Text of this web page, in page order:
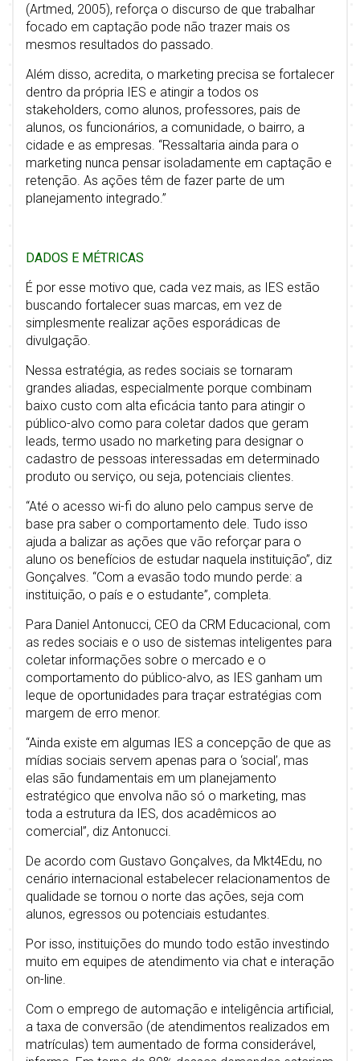
(Artmed, 2005), reforça o discurso de que trabalhar
focado em captação pode não trazer mais os
mesmos resultados do passado.
Além disso, acredita, o marketing precisa se fortalecer
dentro da própria IES e atingir a todos os
stakeholders, como alunos, professores, pais de
alunos, os funcionários, a comunidade, o bairro, a
cidade e as empresas. “Ressaltaria ainda para o
marketing nunca pensar isoladamente em captação e
retenção. As ações têm de fazer parte de um
planejamento integrado.”
DADOS E MÉTRICAS
É por esse motivo que, cada vez mais, as IES estão
buscando fortalecer suas marcas, em vez de
simplesmente realizar ações esporádicas de
divulgação.
Nessa estratégia, as redes sociais se tornaram
grandes aliadas, especialmente porque combinam
baixo custo com alta eficácia tanto para atingir o
público-alvo como para coletar dados que geram
leads, termo usado no marketing para designar o
cadastro de pessoas interessadas em determinado
produto ou serviço, ou seja, potenciais clientes.
“Até o acesso wi-fi do aluno pelo campus serve de
base pra saber o comportamento dele. Tudo isso
ajuda a balizar as ações que vão reforçar para o
aluno os benefícios de estudar naquela instituição”, diz
Gonçalves. “Com a evasão todo mundo perde: a
instituição, o país e o estudante”, completa.
Para Daniel Antonucci, CEO da CRM Educacional, com
as redes sociais e o uso de sistemas inteligentes para
coletar informações sobre o mercado e o
comportamento do público-alvo, as IES ganham um
leque de oportunidades para traçar estratégias com
margem de erro menor.
“Ainda existe em algumas IES a concepção de que as
mídias sociais servem apenas para o ‘social’, mas
elas são fundamentais em um planejamento
estratégico que envolva não só o marketing, mas
toda a estrutura da IES, dos acadêmicos ao
comercial”, diz Antonucci.
De acordo com Gustavo Gonçalves, da Mkt4Edu, no
cenário internacional estabelecer relacionamentos de
qualidade se tornou o norte das ações, seja com
alunos, egressos ou potenciais estudantes.
Por isso, instituições do mundo todo estão investindo
muito em equipes de atendimento via chat e interação
on-line.
Com o emprego de automação e inteligência artificial,
a taxa de conversão (de atendimentos realizados em
matrículas) tem aumentado de forma considerável,